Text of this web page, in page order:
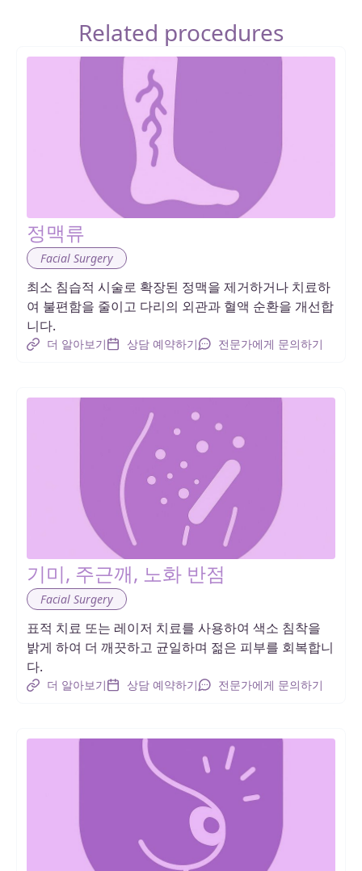
Related procedures
정맥류
Facial Surgery
최소 침습적 시술로 확장된 정맥을 제거하거나 치료하
여 불편함을 줄이고 다리의 외관과 혈액 순환을 개선합
니다.
더 알아보기 상담 예약하기 전문가에게 문의하기
기미, 주근깨, 노화 반점
Facial Surgery
표적 치료 또는 레이저 치료를 사용하여 색소 침착을
밝게 하여 더 깨끗하고 균일하며 젊은 피부를 회복합니
다.
더 알아보기 상담 예약하기 전문가에게 문의하기